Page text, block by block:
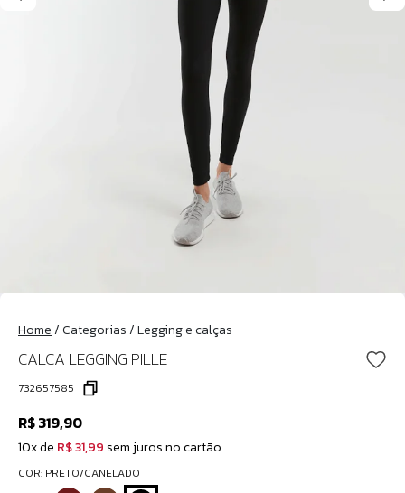
Home/Categorias/Legging e calças
CALCA LEGGING PILLE
732657585
R$ 319,90
10x de R$ 31,99 sem juros no cartão
COR: PRETO/CANELADO